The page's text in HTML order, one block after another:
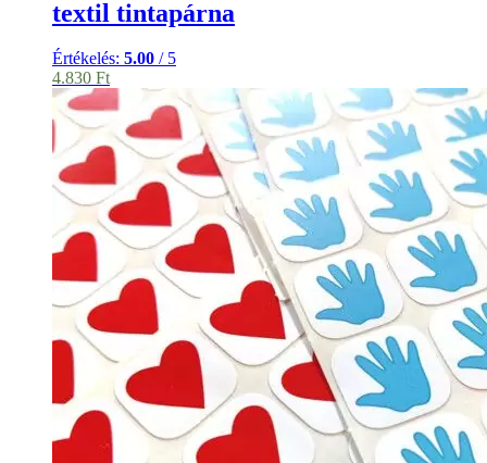
textil tintapárna
Értékelés: 5.00 / 5
4.830 Ft